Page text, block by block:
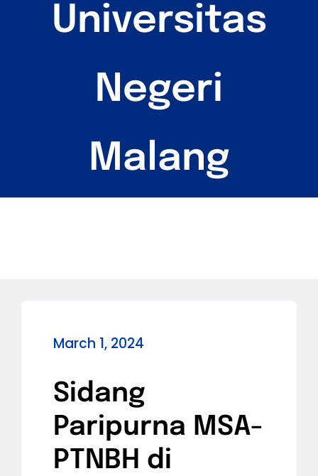
KontakUniversitas
Negeri
Malang
March 1, 2024
Sidang
Paripurna MSA-
PTNBH di